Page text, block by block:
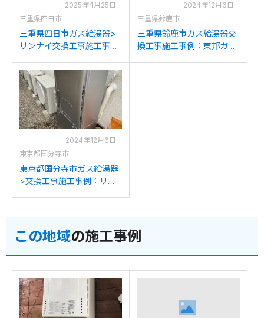
2025年4月25日
三重県四日市
三重県四日市ガス給湯器>
リンナイ交換工事施工事
GTH243Aからリンナイ
RUFH-E2407SAW2-3(A)へ
の交換
2024年12月6日
三重県鈴鹿市
三重県鈴鹿市ガス給湯器交
換工事施工事例：東邦ガス
2024年12月6日
東京都国分寺市
東京都国分寺市ガス給湯器
>交換工事施工事例：リン
この地域の施工事例